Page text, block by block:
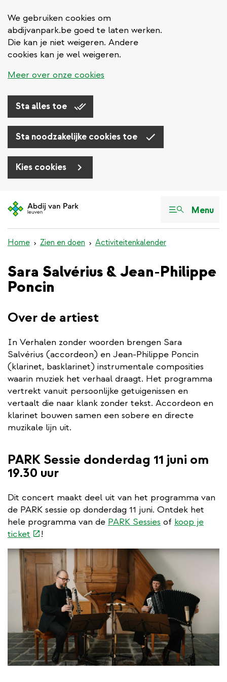
We gebruiken cookies om
abdijvanpark.be goed te laten werken.
Die kan je niet weigeren. Andere
cookies kan je wel weigeren.
Meer over onze cookies
Sta alles toe
Sta noodzakelijke cookies toe
Kies cookies
en
inhoud
Menu
Home Zien en doen Activiteitenkalender
Sara Salvérius & Jean-Philippe
Poncin
Over de artiest
In Verhalen zonder woorden brengen Sara
Salvérius (accordeon) en Jean-Philippe Poncin
(klarinet, basklarinet) instrumentale composities
waarin muziek het verhaal draagt. Het programma
vertrekt vanuit persoonlijke getuigenissen en
vertaalt die naar klank zonder tekst. Accordeon en
klarinet bouwen samen een sobere en directe
muzikale lijn uit.
PARK Sessie donderdag 11 juni om
19.30 uur
Dit concert maakt deel uit van het programma van
de PARK sessie op donderdag 11 juni. Ontdek het
hele programma van de PARK Sessies of koop je
ticket (externe
link)
!